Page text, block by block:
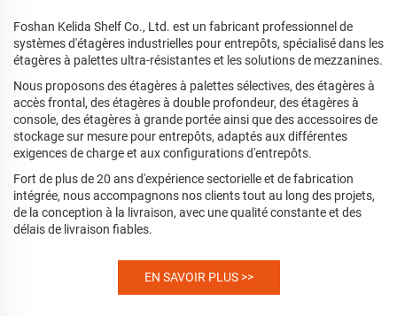
Foshan Kelida Shelf Co., Ltd. est un fabricant professionnel de
systèmes d'étagères industrielles pour entrepôts, spécialisé dans les
étagères à palettes ultra-résistantes et les solutions de mezzanines.
Nous proposons des étagères à palettes sélectives, des étagères à
accès frontal, des étagères à double profondeur, des étagères à
console, des étagères à grande portée ainsi que des accessoires de
stockage sur mesure pour entrepôts, adaptés aux différentes
exigences de charge et aux configurations d'entrepôts.
Fort de plus de 20 ans d'expérience sectorielle et de fabrication
intégrée, nous accompagnons nos clients tout au long des projets,
de la conception à la livraison, avec une qualité constante et des
délais de livraison fiables.
EN SAVOIR PLUS >>